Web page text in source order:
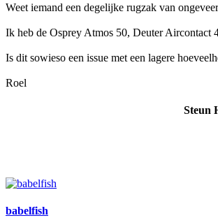
Weet iemand een degelijke rugzak van
Ik heb de Osprey Atmos 50, Deuter Aircontact
Is dit sowieso een issue met een lagere
Roel
Steun
babelfish